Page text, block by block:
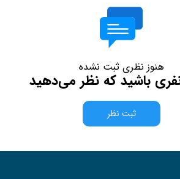
هنوز نظری ثبت نشده
باشید که نظر می‌دهید
ثبت نظر